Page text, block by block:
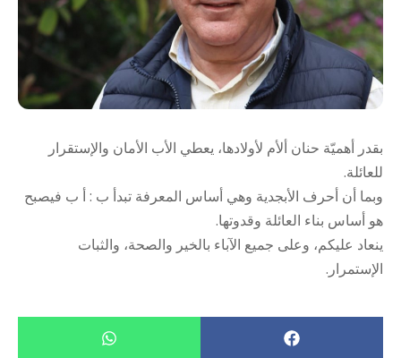
بقدر أهميّة حنان ألأم لأولادها، يعطي الأب الأمان والإستقرار
للعائلة.
وبما أن أحرف الأبجدية وهي أساس المعرفة تبدأ ب : أ ب فيصبح
هو أساس بناء العائلة وقدوتها.
ينعاد عليكم، وعلى جميع الآباء بالخير والصحة، والثبات
الإستمرار.